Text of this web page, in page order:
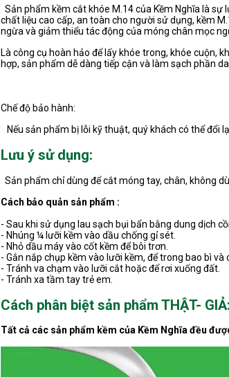
Sản phẩm kềm cắt khóe M.14 của Kềm Nghĩa là
chất liệu cao cấp, an toàn cho người sử dụng, kềm
ngừa và giảm thiểu tác động của móng chân mọc
Là công cụ hoàn hảo để lấy khóe trong, khóe cuộn,
hợp, sản phẩm dễ dàng tiếp cận và làm sạch phần
Chế độ bảo hành:
Nếu sản phẩm bị lỗi kỹ thuật, quý khách có thể đổi
Lưu ý sử dụng:
Sản phẩm chỉ dùng để cắt móng tay, chân, không
Cách bảo quản sản phẩm :
- Sau khi sử dụng lau sạch bụi bẩn bằng dung dịch
- Nhúng ¼ lưỡi kềm vào dầu chống gỉ sét.
- Nhỏ dầu máy vào cốt kềm để bôi trơn.
- Gắn nắp chụp kềm vào lưỡi kềm, để trong bao bì và
- Tránh va chạm vào lưỡi cắt hoặc để rơi xuống đất.
- Tránh xa tầm tay trẻ em.
Cách phân biệt sản phẩm THẬT- GIẢ:
Tất cả các sản phẩm kềm của Kềm Nghĩa đều